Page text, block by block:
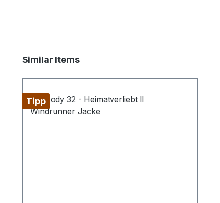
Produktgalerie überspringen
Similar Items
Tipp